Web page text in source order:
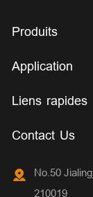
Produits
Application
Liens rapides
Contact Us
No.50
210019